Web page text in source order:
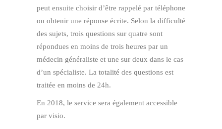
peut ensuite choisir d’être rappelé par téléphone
ou obtenir une réponse écrite. Selon la difficulté
des sujets, trois questions sur quatre sont
répondues en moins de trois heures par un
médecin généraliste et une sur deux dans le cas
d’un spécialiste. La totalité des questions est
traitée en moins de 24h.
En 2018, le service sera également accessible
par visio.